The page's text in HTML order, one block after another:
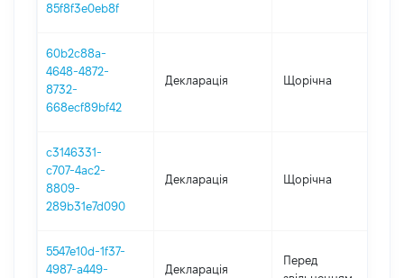
85f8f3e0eb8f
60b2c88a-
4648-4872-
8732-
668ecf89bf42
Декларація Щорічна
c3146331-
c707-4ac2-
8809-
289b31e7d090
Декларація Щорічна
5547e10d-1f37-
4987-a449-
Декларація
Перед